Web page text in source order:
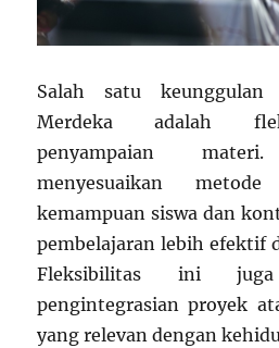
Salah satu keunggulan
Merdeka adalah
penyampaian
menyesuaikan
kemampuan siswa dan
pembelajaran lebih efektif
Fleksibilitas ini juga
pengintegrasian proyek
yang relevan dengan